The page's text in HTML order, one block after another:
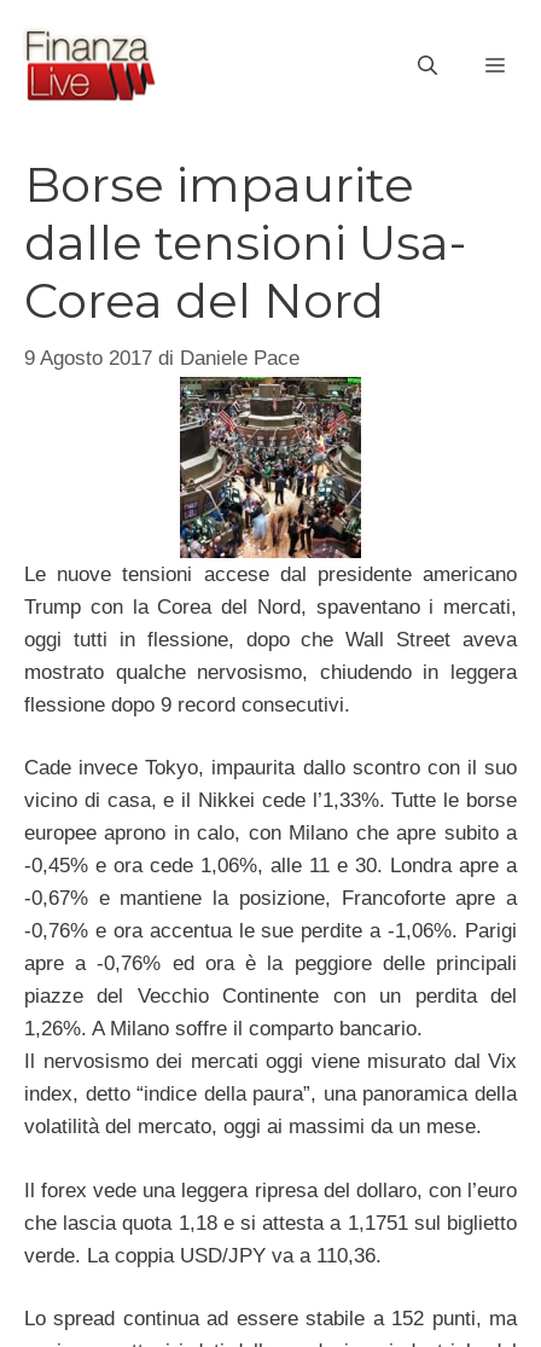
contenuto
Borse impaurite
dalle tensioni Usa-
Corea del Nord
9 Agosto 2017 di Daniele Pace
Le nuove tensioni accese dal presidente americano
Trump con la Corea del Nord, spaventano i mercati,
oggi tutti in flessione, dopo che Wall Street aveva
mostrato qualche nervosismo, chiudendo in leggera
flessione dopo 9 record consecutivi.
Cade invece Tokyo, impaurita dallo scontro con il suo
vicino di casa, e il Nikkei cede l’1,33%. Tutte le borse
europee aprono in calo, con Milano che apre subito a
-0,45% e ora cede 1,06%, alle 11 e 30. Londra apre a
-0,67% e mantiene la posizione, Francoforte apre a
-0,76% e ora accentua le sue perdite a -1,06%. Parigi
apre a -0,76% ed ora è la peggiore delle principali
piazze del Vecchio Continente con un perdita del
1,26%. A Milano soffre il comparto bancario.
Il nervosismo dei mercati oggi viene misurato dal Vix
index, detto “indice della paura”, una panoramica della
volatilità del mercato, oggi ai massimi da un mese.
Il forex vede una leggera ripresa del dollaro, con l’euro
che lascia quota 1,18 e si attesta a 1,1751 sul biglietto
verde. La coppia USD/JPY va a 110,36.
Lo spread continua ad essere stabile a 152 punti, ma